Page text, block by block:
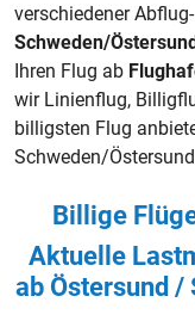
verschiedener
Schweden/
Ihren Flug ab
wir Linienflug,
billigsten Flug
Schweden/
Billige
Aktuelle
ab Östersund /